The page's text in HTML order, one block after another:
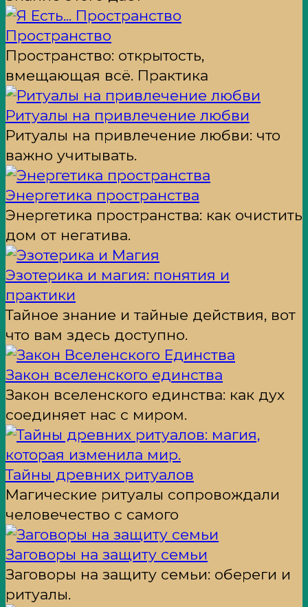
Пространство
Пространство: открытость,
вмещающая всё. Практика
Ритуалы на привлечение любви
Ритуалы на привлечение любви: что
важно учитывать.
Энергетика пространства
Энергетика пространства: как очистить
дом от негатива.
Эзотерика и магия: понятия и
практики
Тайное знание и тайные действия, вот
что вам здесь доступно.
Закон вселенского единства
Закон вселенского единства: как дух
соединяет нас с миром.
Тайны древних ритуалов
Магические ритуалы сопровождали
человечество с самого
Заговоры на защиту семьи
Заговоры на защиту семьи: обереги и
ритуалы.